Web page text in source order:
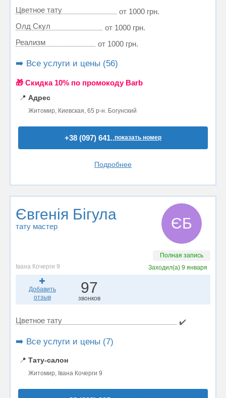
Цветное тату
от 1000 грн.
Олд Скул
от 1000 грн.
Реализм
от 1000 грн.
➡️ Все услуги и цены (56)
🎁 Cкидка 10% по промокоду Barb
📍 Адрес
Житомир, Киевская, 65 р-н. Богунский
+38 (097) 641..показать номер
Подробнее
Євгенія Бігула
тату мастер ЄБ
Полная запись
Івана Кочерги 9
Заходил(а)9 января
Добавить
отзыв
97
звонков
Цветное тату ✔️
➡️ Все услуги и цены (7)
📍 Тату-салон
Житомир, Івана Кочерги 9